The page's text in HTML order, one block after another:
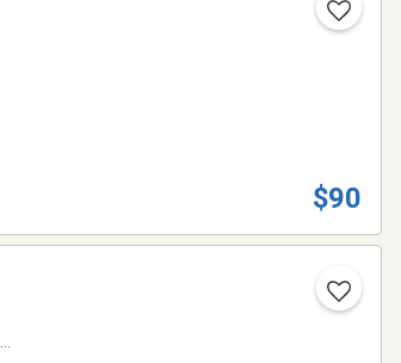
$90